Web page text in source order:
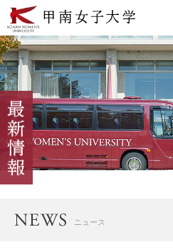
本
文
へ
の
リ
ン
ナ
ビ
ゲ
ー
シ
ョ
ニュース